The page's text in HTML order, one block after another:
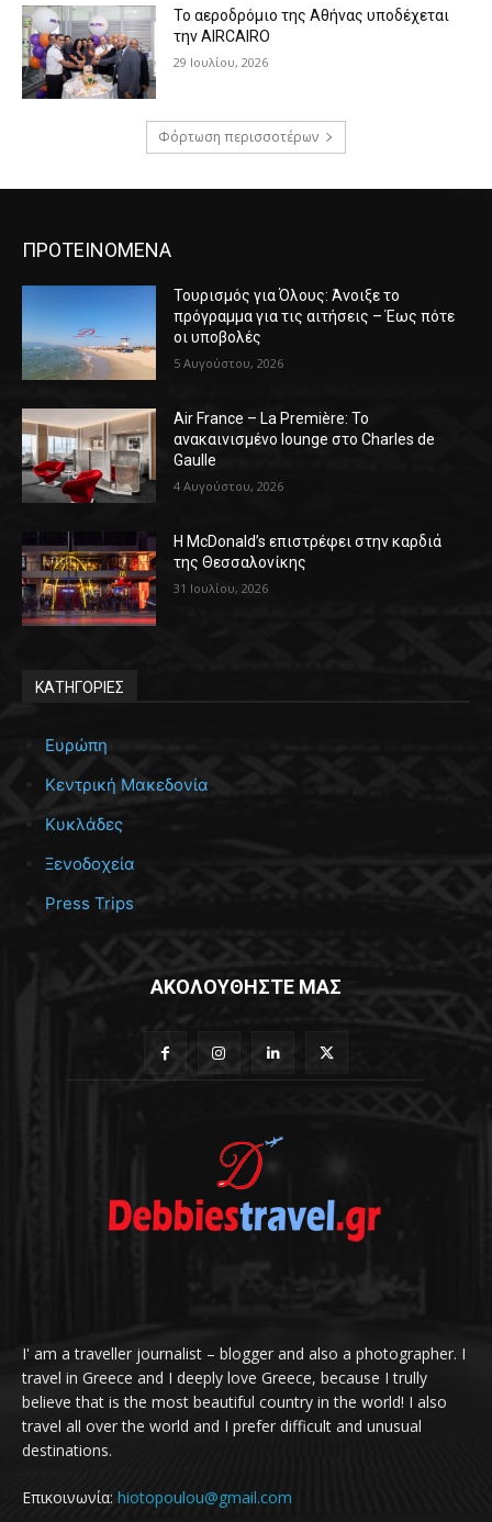
Το αεροδρόμιο της Αθήνας υποδέχεται
την AIRCAIRO
29 Ιουλίου, 2026
Φόρτωση περισσοτέρων
ΠΡΟΤΕΙΝΟΜΕΝΑ
Τουρισμός για Όλους: Άνοιξε το
πρόγραμμα για τις αιτήσεις – Έως πότε
οι υποβολές
5 Αυγούστου, 2026
Air France – La Première: Το
ανακαινισμένο lounge στο Charles de
Gaulle
4 Αυγούστου, 2026
Η McDonald’s επιστρέφει στην καρδιά
της Θεσσαλονίκης
31 Ιουλίου, 2026
ΚΑΤΗΓΟΡΙΕΣ
Ευρώπη
Κεντρική Μακεδονία
Κυκλάδες
Ξενοδοχεία
Press Trips
ΑΚΟΛΟΥΘΗΣΤΕ ΜΑΣ
I' am a traveller journalist – blogger and also a photographer. I
travel in Greece and I deeply love Greece, because I trully
believe that is the most beautiful country in the world! I also
travel all over the world and I prefer difficult and unusual
destinations.
Επικοινωνία: hiotopoulou@gmail.com